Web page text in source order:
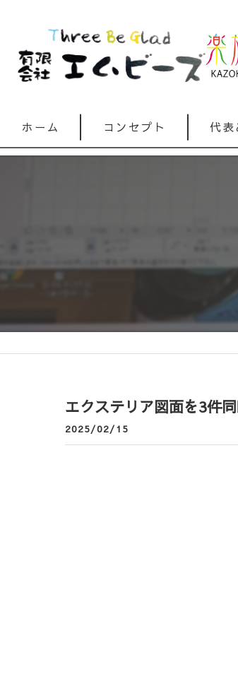
ホーム コンセプト 代表
エクステリア図面を3件同
2025/02/15